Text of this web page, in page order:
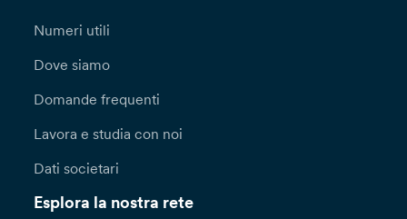
Numeri utili
Dove siamo
Domande frequenti
Lavora e studia con noi
Dati societari
Esplora la nostra rete